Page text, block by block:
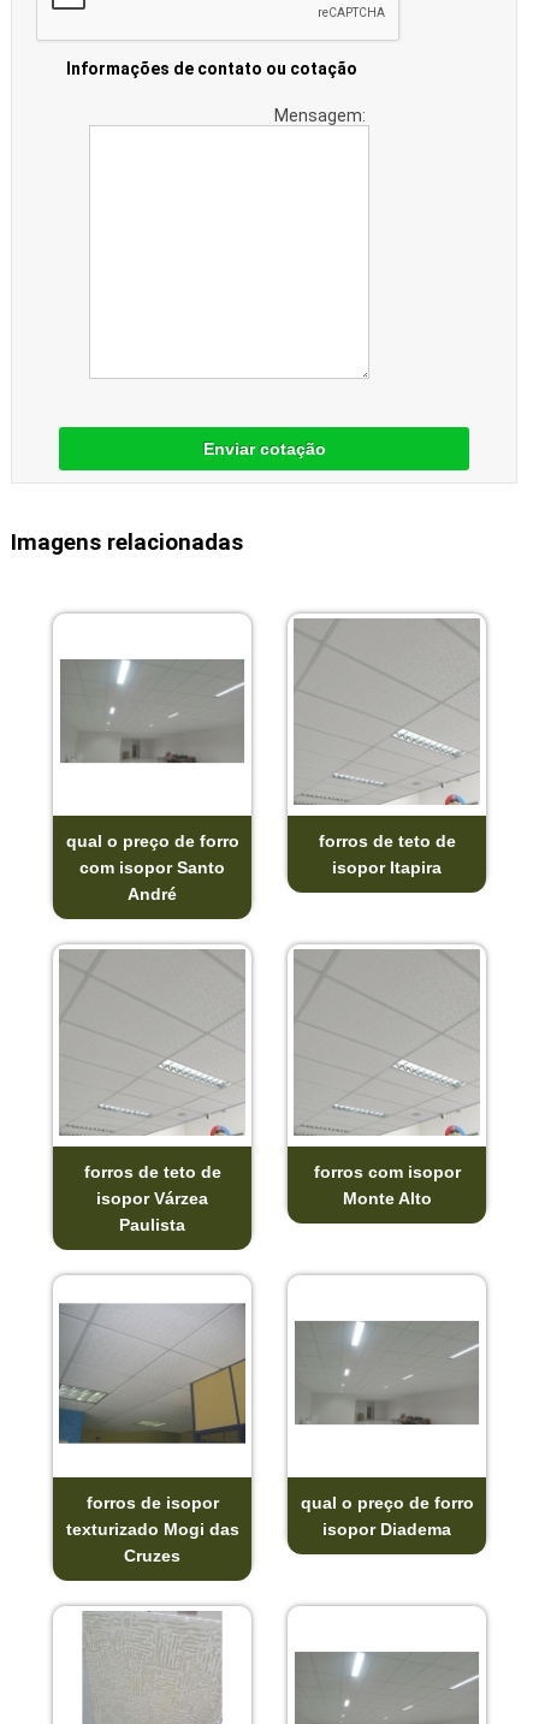
Informações de contato ou cotação
Mensagem:
Enviar cotação
Imagens relacionadas
qual o preço de forro
com isopor Santo
André
forros de teto de
isopor Itapira
forros de teto de
isopor Várzea
Paulista
forros com isopor
Monte Alto
forros de isopor
texturizado Mogi das
Cruzes
qual o preço de forro
isopor Diadema